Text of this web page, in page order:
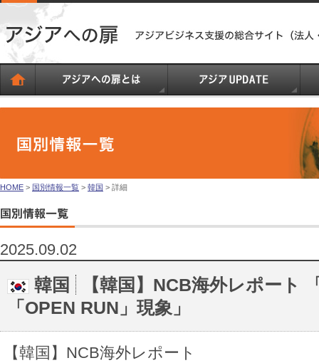
HOME > 国別情報一覧 > 韓国 > 詳細
2025.09.02
韓国
【韓国】NCB海外レポート
「OPEN RUN」現象」
【韓国】NCB海外レポート